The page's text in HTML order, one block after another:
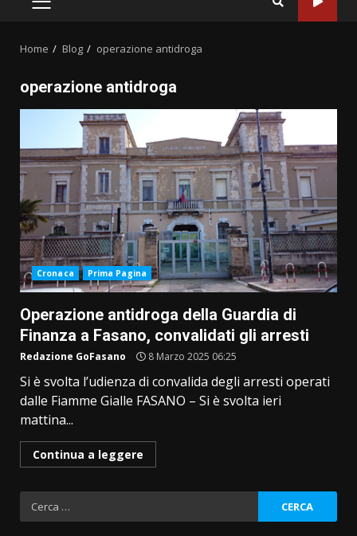
PRIMARY
Home Blog operazione antidroga
operazione antidroga
Cronaca Prima Pagina
Operazione antidroga della Guardia di
Finanza a Fasano, convalidati gli arresti
Redazione GoFasano 8 Marzo 2025 06:25
Si è svolta l’udienza di convalida degli arresti operati
dalle Fiamme Gialle FASANO – Si è svolta ieri
mattina...
Continua a leggere
Ricerca
per: